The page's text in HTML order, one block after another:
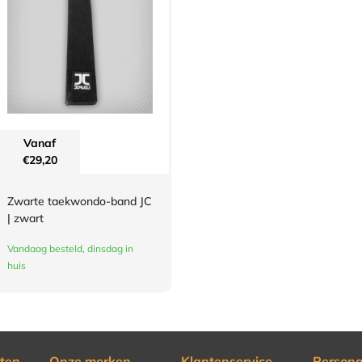
Vanaf
€29,20
Zwarte taekwondo-band JC
| zwart
Vandaag besteld, dinsdag in
huis